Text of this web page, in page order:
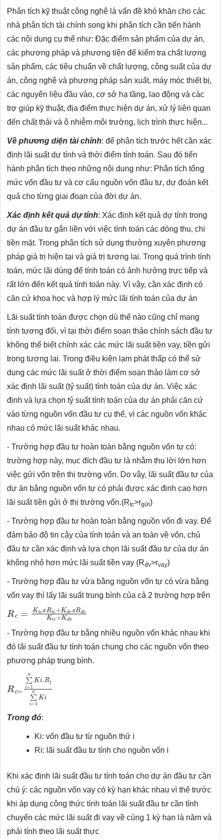
Phân tích kỹ thuật công nghệ là vấn đề khó khăn cho các
nhà phân tích tài chính song khi phân tích cần tiến hành
các nội dung cụ thể như: Đặc điểm sản phẩm của dự án,
các phương pháp và phương tiện để kiểm tra chất lượng
sản phẩm, các tiêu chuẩn về chất lượng, công suất của dự
án, công nghệ và phương pháp sản xuất, máy móc thiết bị,
các nguyên liệu đầu vào, cơ sở hạ tầng, lao động và các
trợ giúp kỹ thuật, địa điểm thực hiện dự án, xử lý liên quan
đến chất thải và ô nhiễm môi trường, lịch trình thực hiện...
Về phương diện tài chính: để phân tích trước hết cần xác
định lãi suất dự tính và thời điểm tính toán. Sau đó tiến
hành phân tích theo những nội dung như: Phân tích tổng
mức vốn đầu tư và cơ cấu nguồn vốn đầu tư, dự đoán kết
quả cho từng giai đoạn của đời dự án.
Xác định kết quả dự tính: Xác định kết quả dự tính trong
dự án đầu tư gắn liền với việc tính toán các dòng thu, chi
tiền mặt. Trong phân tích sử dụng thường xuyên phương
pháp giá trị hiện tại và giá trị tương lai. Trong quá trình tính
toán, mức lãi dùng để tính toán có ảnh hưởng trực tiếp và
rất lớn đến kết quả tính toán này. Vì vậy, cần xác định có
căn cứ khoa học và hợp lý mức lãi tính toán của dự án
Lãi suất tính toán được chọn dù thế nào cũng chỉ mang
tính tương đối, vì tại thời điểm soạn thảo chính sách đầu tư
không thể biết chính xác các mức lãi suất tiền vay, tiền gửi
trong tương lai. Trong điều kiện lạm phát thấp có thể sử
dụng các mức lãi suất ở thời điểm soạn thảo làm cơ sở
xác định lãi suất (tỷ suất) tính toán của dự án. Việc xác
định và lựa chọn tỷ suất tính toán của dự án phải căn cứ
vào từng nguồn vốn đầu tư cụ thể, vì các nguồn vốn khác
nhau có mức lãi suất khác nhau.
- Trường hợp đầu tư hoàn toàn bằng nguồn vốn tự có:
trường hợp này, mục đích đầu tư là nhằm thu lời lớn hơn
việc gửi vốn trên thị trường vốn. Do vậy, lãi suất đầu tư của
dự án bằng nguồn vốn tự có phải được xác định cao hơn
lãi suất tiền gửi ở thị trường vốn.(Rtc>rgửi)
- Trường hợp đầu tư hoàn toàn bằng nguồn vốn đi vay. Để
đảm bảo độ tin cậy của tính toán và an toàn về vốn, chủ
đầu tư cần xác định và lựa chọn lãi suất đầu tư của dự án
không nhỏ hơn mức lãi suất tiền vay (Rđv>rvay)
- Trường hợp đầu tư vừa bằng nguồn vốn tự có vừa bằng
vốn vay thì lấy lãi suất trung bình của cả 2 trường hợp trên
R cxRtc+KdvxR
- Trường hợp đầu tư bằng nhiều nguồn vốn khác nhau khi
đó lãi suất đầu tư tính toán chung cho các nguồn vốn theo
phương pháp trung bình.
R ∑i=1nK
Trong đó:
Ki: vốn đầu tư từ nguồn thứ i
Ri: lãi suất đầu tư tính cho nguồn vốn i
Khi xác định lãi suất đầu tư tính toán cho dự án đầu tư cần
chú ý: các nguồn vốn vay có kỳ hạn khác nhau vì thế trước
khi áp dụng công thức tính toán lãi suất đầu tư cần tính
chuyển các mức lãi suất đi vay về cùng 1 kỳ hạn là năm và
phải tính theo lãi suất thực